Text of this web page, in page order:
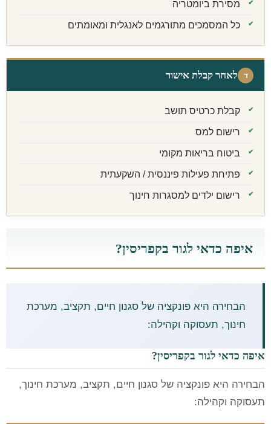
מסירת ביומטריה
כל המסמכים מתורגמים לאנגלית ומאומתים
ד לאחר קבלת אישור
קבלת כרטיס תושב
רישום למס
ביטוח בריאות מקומי
פתיחת פעילות פיננסית / השקעתית
רישום ילדים למסגרות חינוך
איפה כדאי לגור בקפריסין?
הבחירה היא פונקציה של סגנון חיים, תקציב, מערכת
חינוך, תעסוקה וקהילה:
איפה כדאי לגור בקפריסין?
הבחירה היא פונקציה של סגנון חיים, תקציב, מערכת חינוך,
תעסוקה וקהילה: